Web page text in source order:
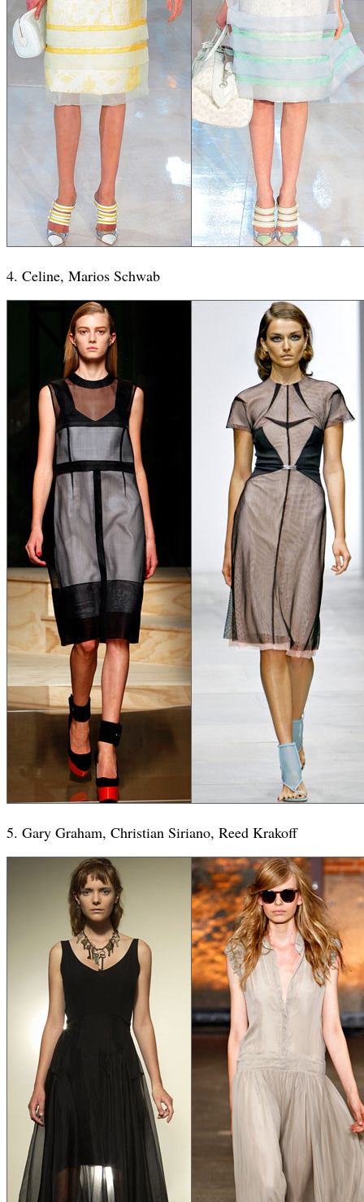
4. Celine, Marios Schwab
5. Gary Graham, Christian Siriano, Reed Krakoff